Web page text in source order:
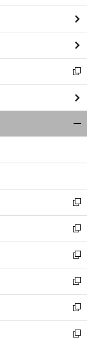
ン
ド
ウ
で
開
く
新
し
い
ウ
ィ
ン
ウ
開
く
新
し
い
ウ
ィ
ン
ド
ウ
で
開
く
新
し
い
ウ
ィ
ン
ド
ウ
で
新
し
い
ウ
ィ
ン
ド
新
し
い
ウ
ィ
新
し
い
新